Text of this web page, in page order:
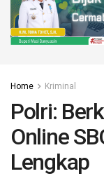
Home Kriminal
Polri:
Online
Lengkap